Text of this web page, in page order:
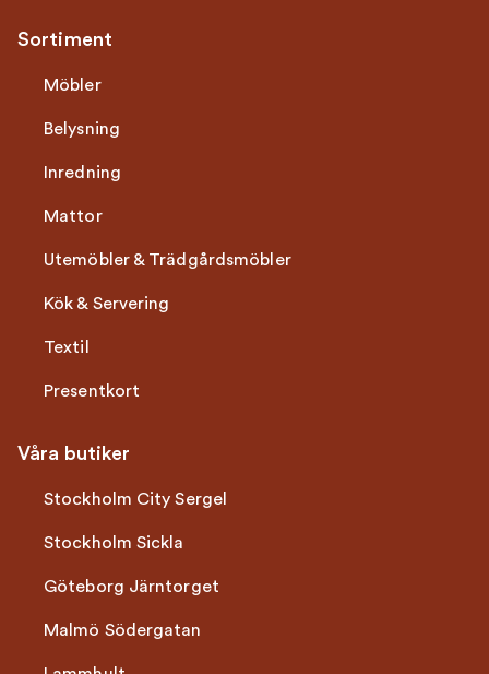
Sortiment
Möbler
Belysning
Inredning
Mattor
Utemöbler & Trädgårdsmöbler
Kök & Servering
Textil
Presentkort
Våra butiker
Stockholm City Sergel
Stockholm Sickla
Göteborg Järntorget
Malmö Södergatan